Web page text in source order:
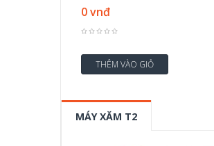
0 vnđ
MÁY XĂM T2